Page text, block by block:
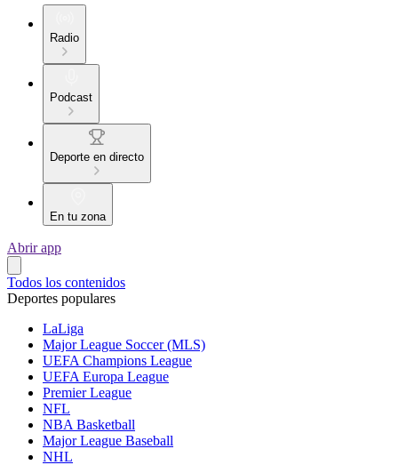
Radio
Podcast
Deporte en directo
En tu zona
Abrir app
Todos los contenidos
Deportes populares
LaLiga
Major League Soccer (MLS)
UEFA Champions League
UEFA Europa League
Premier League
NFL
NBA Basketball
Major League Baseball
NHL